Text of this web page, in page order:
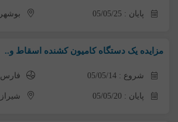
پایان : 05/05/25 بوشهر
مزایده یک دستگاه کامیون کشنده اسقاط و..
شروع : 05/05/14 فارس
پایان : 05/05/20 شیراز